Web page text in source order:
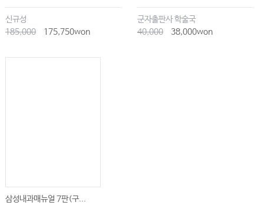
신규성
185,000
175,750won
군자출판사 학술국
40,000
38,000won
삼성내과매뉴얼 7판(구...